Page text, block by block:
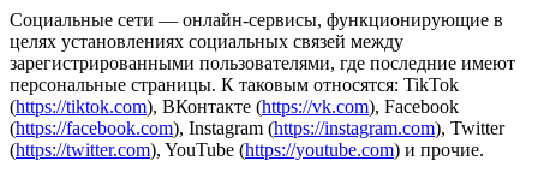
Социальные сети — онлайн-сервисы, функционирующие в
целях установлениях социальных связей между
зарегистрированными пользователями, где последние имеют
персональные страницы. К таковым относятся: TikTok
(https://tiktok.com), ВКонтакте (https://vk.com), Facebook
(https://facebook.com), Instagram (https://instagram.com), Twitter
(https://twitter.com), YouTube (https://youtube.com) и прочие.